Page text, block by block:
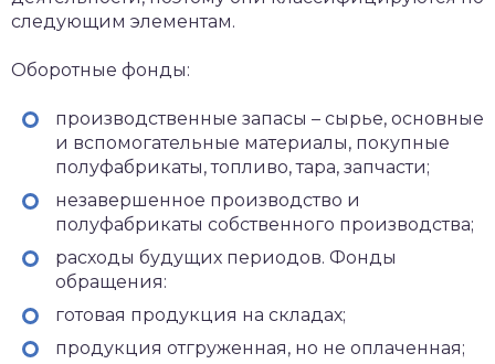
следующим элементам.
Оборотные фонды:
производственные запасы – сырье, основные
и вспомогательные материалы, покупные
полуфабрикаты, топливо, тара, запчасти;
незавершенное производство и
полуфабрикаты собственного производства;
расходы будущих периодов. Фонды
обращения:
готовая продукция на складах;
продукция отгруженная, но не оплаченная;